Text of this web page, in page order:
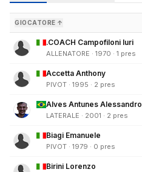
GIOCATORE ↑
.COACH Campofiloni Iuri
ALLENATORE · 1970 · 1 pres
Accetta Anthony
PIVOT · 1995 · 2 pres
Alves Antunes Alessandro
LATERALE · 2001 · 2 pres
Biagi Emanuele
PIVOT · 1979 · 0 pres
Birini Lorenzo